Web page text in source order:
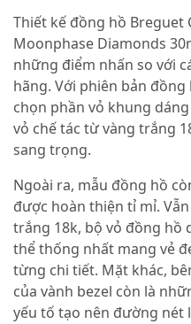
Thiết kế đồng hồ Breguet
Moonphase Diamonds
những điểm nhấn so với
hãng. Với phiên bản
chọn phần vỏ khung
vỏ chế tác từ vàng trắng
sang trọng.
Ngoài ra, mẫu đồng hồ
được hoàn thiện tỉ mỉ.
trắng 18k, bộ vỏ đồng
thể thống nhất mang vẻ
từng chi tiết. Mặt khác,
của vành bezel còn là
yếu tố tạo nên đường nét